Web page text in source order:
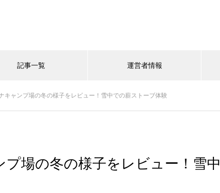
記事一覧 運営者情報
キャンプ場の冬の様子をレビュー！雪中での薪ストーブ体験
場の冬の様子をレビュー！雪中